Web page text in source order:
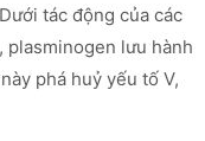
tác động của các
lưu hành
phá huỷ yếu tố V,